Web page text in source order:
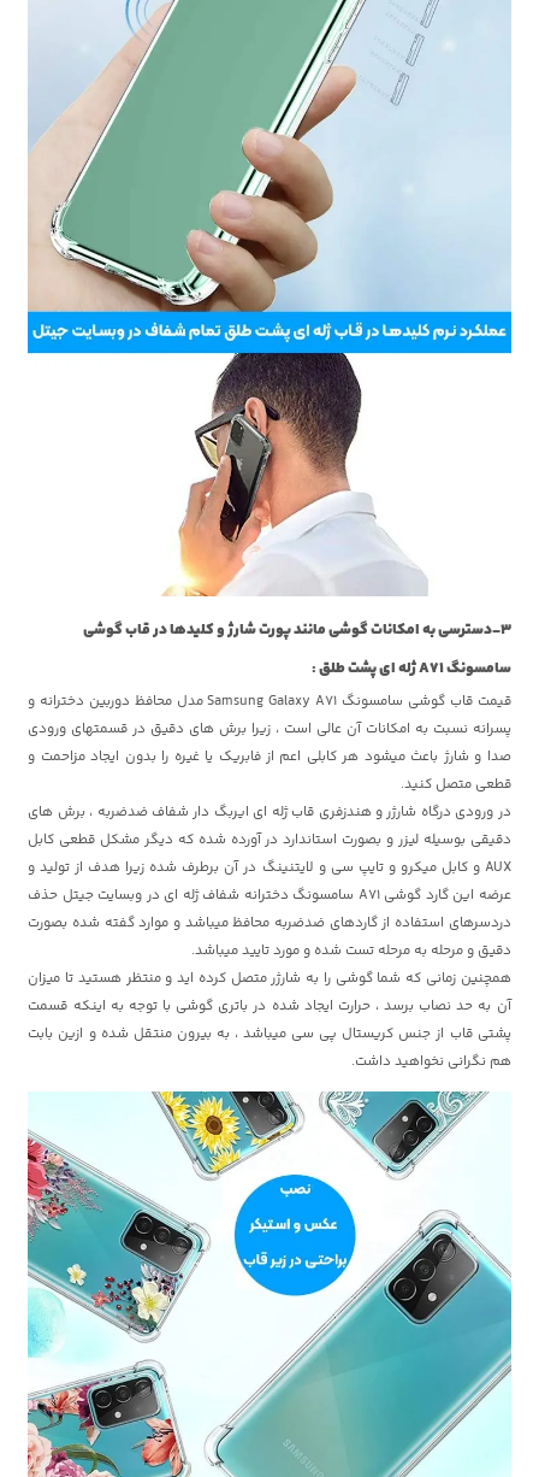
3-دسترسی به امکانات گوشی مانند پورت شارژ و کلیدها در قاب گوشی
سامسونگ A71 ژله ای پشت طلق :
قیمت قاب گوشی سامسونگ Samsung Galaxy A71 مدل محافظ دوربین دخترانه و
پسرانه نسبت به امکانات آن عالی است ، زیرا برش های دقیق در قسمتهای ورودی
صدا و شارژ باعث میشود هر کابلی اعم از فابریک یا غیره را بدون ایجاد مزاحمت و
قطعی متصل کنید.
در ورودی درگاه شارژر و هندزفری قاب ژله ای ایربگ دار شفاف ضدضربه ، برش های
دقیقی بوسیله لیزر و بصورت استاندارد در آورده شده که دیگر مشکل قطعی کابل
AUX و کابل میکرو و تایپ سی و لایتنینگ در آن برطرف شده زیرا هدف از تولید و
عرضه این گارد گوشی A71 سامسونگ دخترانه شفاف ژله ای در وبسایت جیتل حذف
دردسرهای استفاده از گاردهای ضدضربه محافظ میباشد و موارد گفته شده بصورت
دقیق و مرحله به مرحله تست شده و مورد تایید میباشد.
همچنین زمانی که شما گوشی را به شارژر متصل کرده اید و منتظر هستید تا میزان
آن به حد نصاب برسد ، حرارت ایجاد شده در باتری گوشی با توجه به اینکه قسمت
پشتی قاب از جنس کریستال پی سی میباشد ، به بیرون منتقل شده و ازین بابت
هم نگرانی نخواهید داشت.